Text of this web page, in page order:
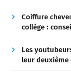
Coiffure
collège :
Les
leur deuxième